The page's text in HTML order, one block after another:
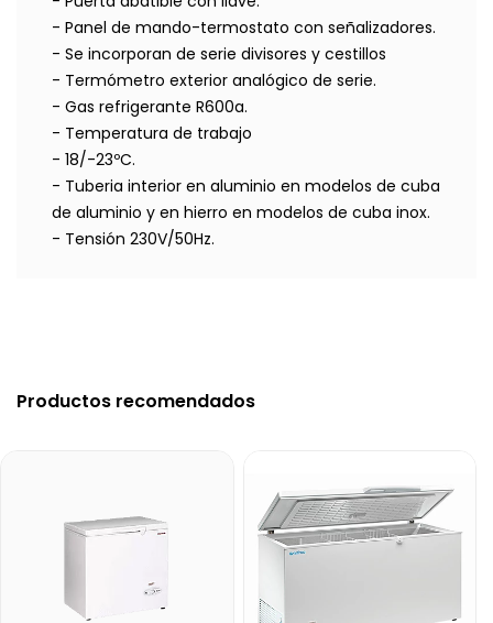
- Panel de mando-termostato con señalizadores.
- Se incorporan de serie divisores y cestillos
- Termómetro exterior analógico de serie.
- Gas refrigerante R600a.
- Temperatura de trabajo
- 18/-23ºC.
- Tuberia interior en aluminio en modelos de cuba
de aluminio y en hierro en modelos de cuba inox.
- Tensión 230V/50Hz.
Productos recomendados